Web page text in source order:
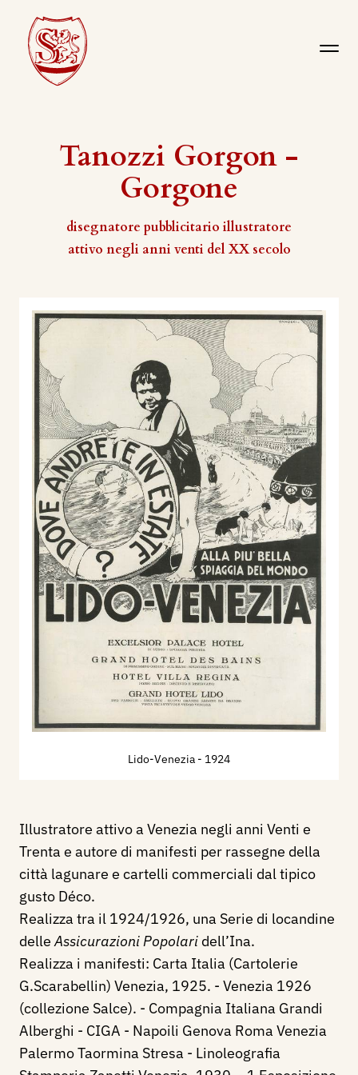
Tanozzi Gorgon -
Gorgone
disegnatore pubblicitario illustratore
attivo negli anni venti del XX secolo
Lido-Venezia - 1924
Illustratore attivo a Venezia negli anni Venti e
Trenta e autore di manifesti per rassegne della
città lagunare e cartelli commerciali dal tipico
gusto Déco.
Realizza tra il 1924/1926, una Serie di locandine
delle Assicurazioni Popolari dell’Ina.
Realizza i manifesti: Carta Italia (Cartolerie
G.Scarabellin) Venezia, 1925. - Venezia 1926
(collezione Salce). - Compagnia Italiana Grandi
Alberghi - CIGA - Napoili Genova Roma Venezia
Palermo Taormina Stresa - Linoleografia